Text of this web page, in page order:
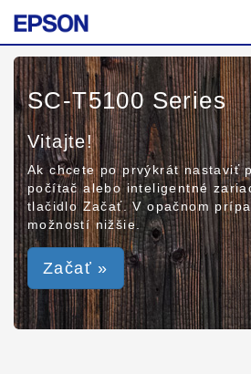
SC-T5100 Series
Vitajte!
Ak chcete po prvýkrát nastaviť
počítač alebo inteligentné
tlačidlo Začať. V opačnom
možností nižšie.
Začať »